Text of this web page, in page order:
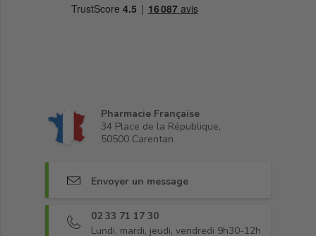
Pharmacie Française
34 Place de la République,
50500 Carentan
Envoyer un message
02 33 71 17 30
Lundi, mardi, jeudi, vendredi 9h30-12h